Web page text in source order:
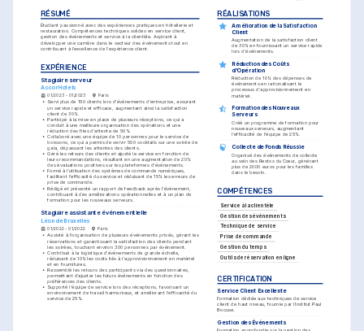
RÉSUMÉ
Étudiant passionné avec des expériences pratiques en hôtellerie et
restauration. Compétences techniques solides en service client,
gestion des événements et service à la clientèle. Aspirant à
développer une carrière dans le secteur des événements tout en
contribuant à l’excellence de l'expérience client.
EXPÉRIENCE
Stagiaire serveur
AccorHotels
01/2023 - 01/2023 Paris
• Servi plus de 150 clients lors d'événements d'entreprise, assurant
un service rapide et efficace, augmentant ainsi la satisfaction
client de 30%.
• Participé à la mise en place de plusieurs réceptions, ce qui a
conduit à une meilleure organisation des opérations et une
réduction des files d'attente de 50%.
• Collaboré avec une équipe de 10 personnes pour le service de
boissons, ce qui a permis de servir 500 cocktails sur une soirée de
gala, dépassant les attentes des clients.
• Géré les retours des clients et ajusté le service en fonction de
leurs recommandations, résultant en une augmentation de 20%
des évaluations positives sur les plateformes d'événements.
• Formé à l'utilisation des systèmes de commande numériques,
facilitant l'efficacité du service et réduisant de 15% les erreurs de
prise de commande.
• Rédigé et présenté un rapport de feedback après l'événement,
contribuant à des améliorations opérationnelles et à un plan de
formation pour les nouveaux serveurs.
Stagiaire assistante événementielle
Léon de Bruxelles
01/2022 - 01/2022 Paris
• Assisté à l'organisation de plusieurs événements privés, gérant les
réservations et garantissant la satisfaction des clients pendant
les soirées, touchant environ 300 personnes par événement.
• Contribué à la logistique d'événements de grande échelle,
réduisant de 10% les coûts liés à l'approvisionnement en matériel
et en fournitures.
• Rassemblé les retours des participants via des questionnaires,
permettant d'ajuster les futurs événements en fonction des
préférences des clients.
• Supporté l'équipe de service lors des réceptions, favorisant un
environnement de travail harmonieux, et améliorant l'efficacité du
service de 25%.
RÉALISATIONS
Amélioration de la Satisfaction
Client
Augmentation de la satisfaction client
de 30% en fournissant un service rapide
lors d'événements.
Réduction des Coûts
d'Opération
Réduction de 10% des dépenses de
événements en rationalisant le
processus d'approvisionnement en
matériel.
Formation des Nouveaux
Serveurs
Créé un programme de formation pour
nouveaux serveurs, augmentant
l'efficacité de l'équipe de 25%.
Collecte de Fonds Réussie
Organisé des événements de collecte
au sein des Restos du Cœur, générant
plus de 2000 euros pour les familles
dans le besoin.
COMPÉTENCES
Service à la clientèle
Gestion des événements
Technique de service
Prise de commande
Gestion du temps
Outils de réservation en ligne
CERTIFICATION
Service Client Excellente
Formation dédiée aux techniques de service
client de haut niveau, fournie par l’Institut Paul
Bocuse.
Gestion des Événements